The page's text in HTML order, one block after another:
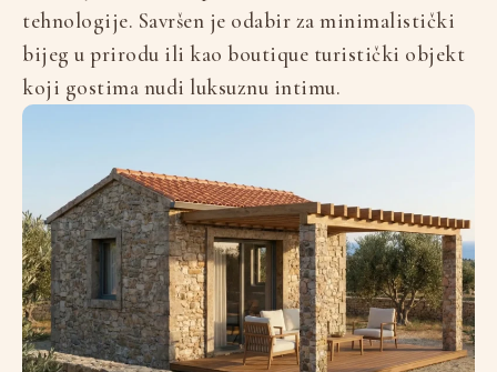
tehnologije. Savršen je odabir za minimalistički
bijeg u prirodu ili kao boutique turistički objekt
koji gostima nudi luksuznu intimu.